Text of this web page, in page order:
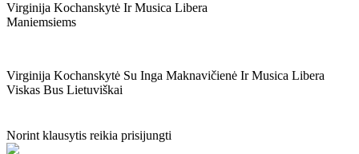
Virginija Kochanskytė Ir Musica Libera
Maniemsiems
Virginija Kochanskytė Su Inga Maknavičienė Ir Musica Libera
Viskas Bus Lietuviškai
Norint klausytis reikia prisijungti